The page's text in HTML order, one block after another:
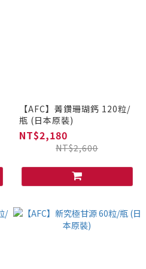
【AFC】菁鑽珊瑚鈣 120粒/
瓶 (日本原裝)
NT$2,180
NT$2,600